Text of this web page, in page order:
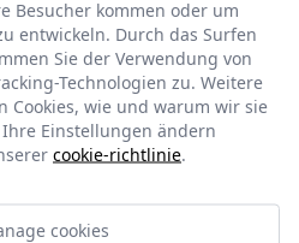
Besucher kommen oder um
entwickeln. Durch das Surfen
Sie der Verwendung von
Technologien zu. Weitere
Cookies, wie und warum wir sie
Einstellungen ändern
cookie-richtlinie.
cookies